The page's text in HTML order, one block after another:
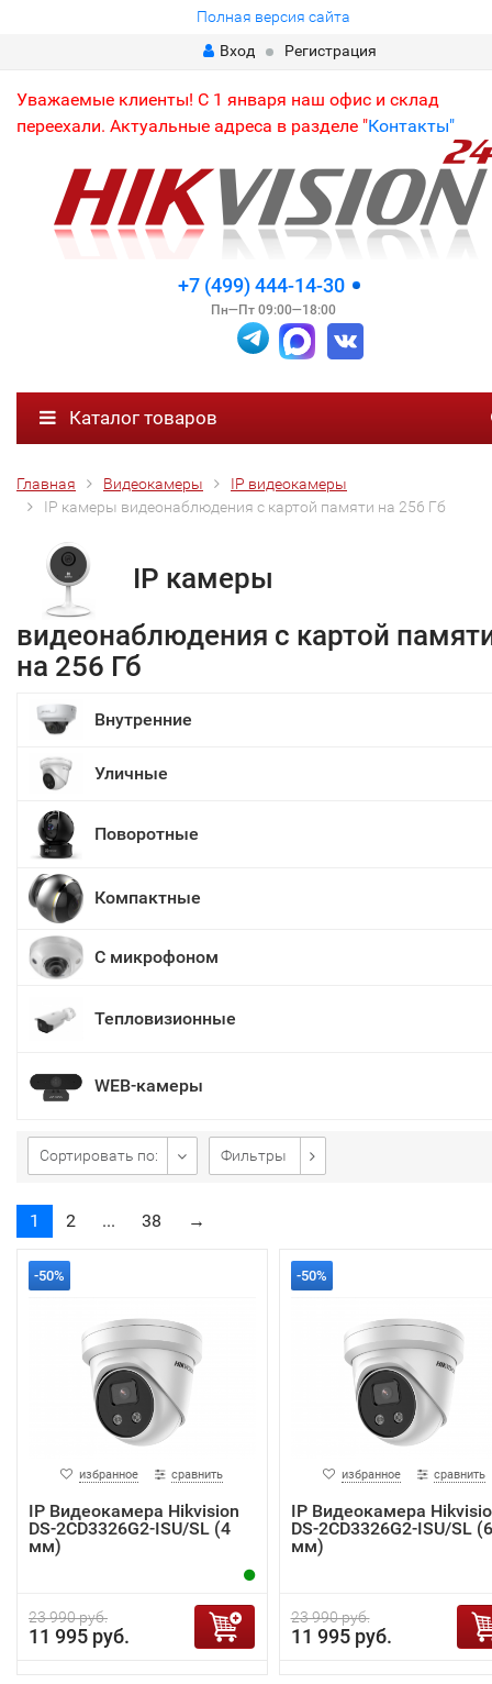
Полная версия сайта
Вход
Регистрация
Уважаемые клиенты! С 1 января наш офис и склад
переехали. Актуальные адреса в разделе "Контакты"
+7 (499) 444-14-30
Пн—Пт 09:00—18:00
Каталог товаров
Главная Видеокамеры
IP видеокамеры
IP камеры видеонаблюдения с картой памяти на 256 Гб
IP камеры
видеонаблюдения с картой
на 256 Гб
Внутренние
Уличные
Поворотные
Компактные
С микрофоном
Тепловизионные
WEB-камеры
Сортировать по: Фильтры
1 2 ... 38 →
-50%
избранное сравнить
IP Видеокамера Hikvision
DS-2CD3326G2-ISU/SL (4
мм)
23 990 руб.
11 995 руб.
-50%
избранное сравнить
IP Видеокамера
DS-2CD3326G2-ISU/SL (6
мм)
23 990 руб.
11 995 руб.